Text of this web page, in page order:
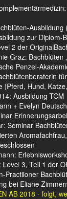
zur Diplom-
2 der
Graz: Bachblüten
Penzel-
(Pferd, Hund,
Ausbildung
+ Evelyn
Seminar
3, Teil 1 der
Practiioner
bei Eliane
AB 2018 - folgt,